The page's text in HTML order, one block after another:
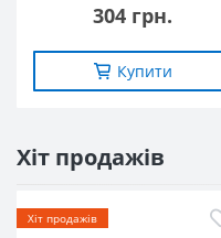
304 грн.
Купити
Хіт продажів
Хіт продажів